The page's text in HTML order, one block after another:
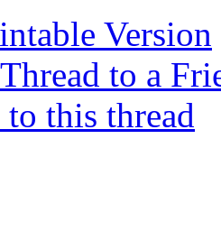
Version
to a
to this thread